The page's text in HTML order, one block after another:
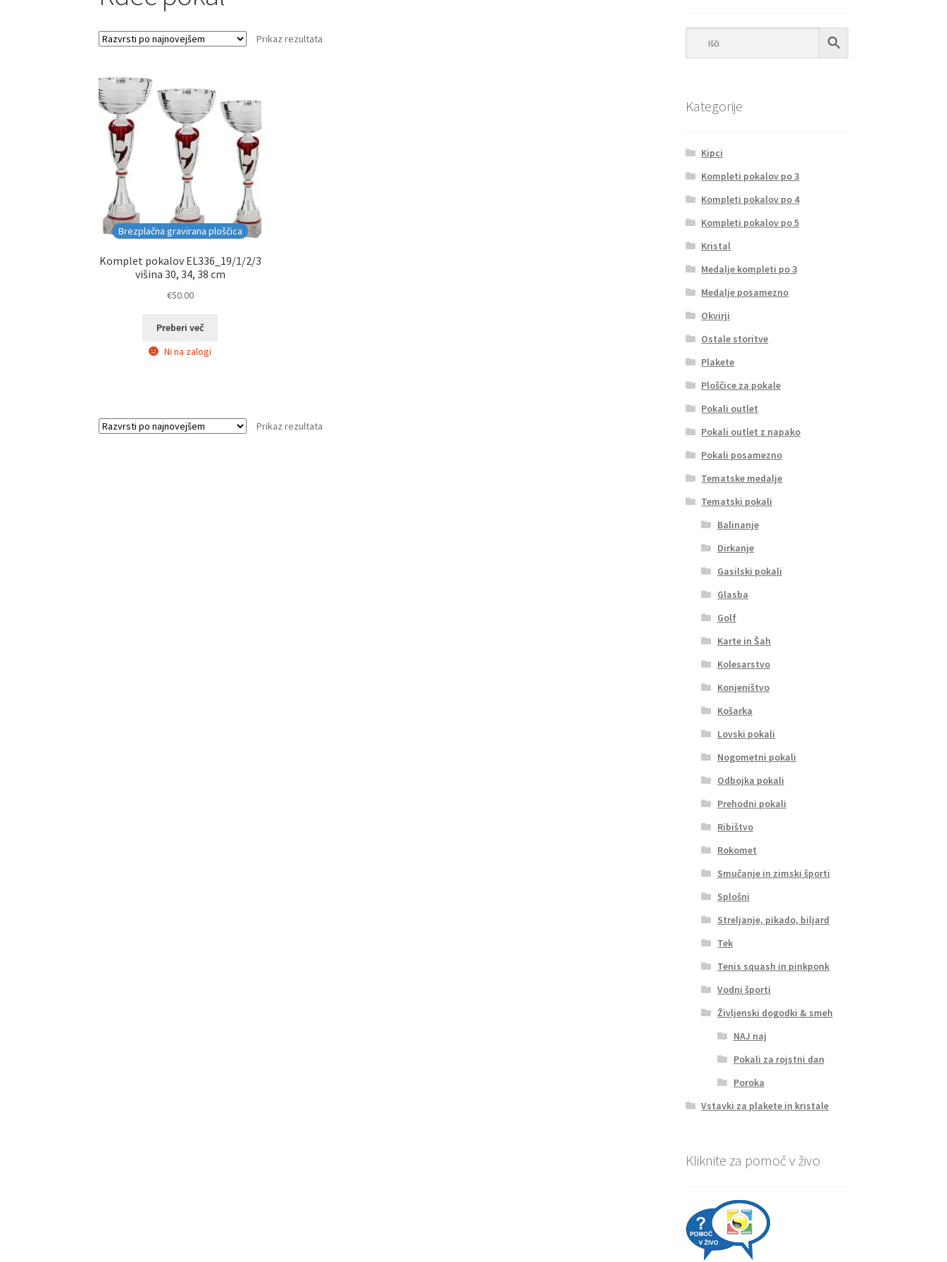
Prikaz rezultata
Brezplačna gravirana ploščica
Komplet pokalov EL336_19/1/2/3
višina 30, 34, 38 cm
€50.00
Preberi več
Ni na zalogi
Prikaz rezultata
Kategorije
Kipci
Kompleti pokalov po 3
Kompleti pokalov po 4
Kompleti pokalov po 5
Kristal
Medalje kompleti po 3
Medalje posamezno
Okvirji
Ostale storitve
Plakete
Ploščice za pokale
Pokali outlet
Pokali outlet z napako
Pokali posamezno
Tematske medalje
Tematski pokali
Balinanje
Dirkanje
Gasilski pokali
Glasba
Golf
Karte in Šah
Kolesarstvo
Konjeništvo
Košarka
Lovski pokali
Nogometni pokali
Odbojka pokali
Prehodni pokali
Ribištvo
Rokomet
Smučanje in zimski športi
Splošni
Streljanje, pikado, biljard
Tek
Tenis squash in pinkponk
Vodni športi
Življenski dogodki & smeh
NAJ naj
Pokali za rojstni dan
Poroka
Vstavki za plakete in kristale
Kliknite za pomoč v živo